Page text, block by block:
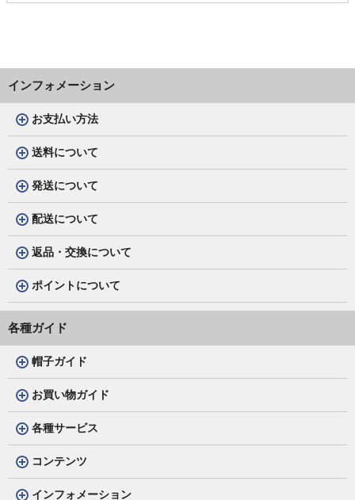
インフォメーション
お支払い方法
送料について
発送について
配送について
返品・交換について
ポイントについて
各種ガイド
帽子ガイド
お買い物ガイド
各種サービス
コンテンツ
インフォメーション